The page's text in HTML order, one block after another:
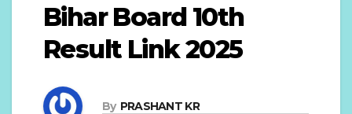
Bihar Board 10th
Result Link 2025
By PRASHANT KR